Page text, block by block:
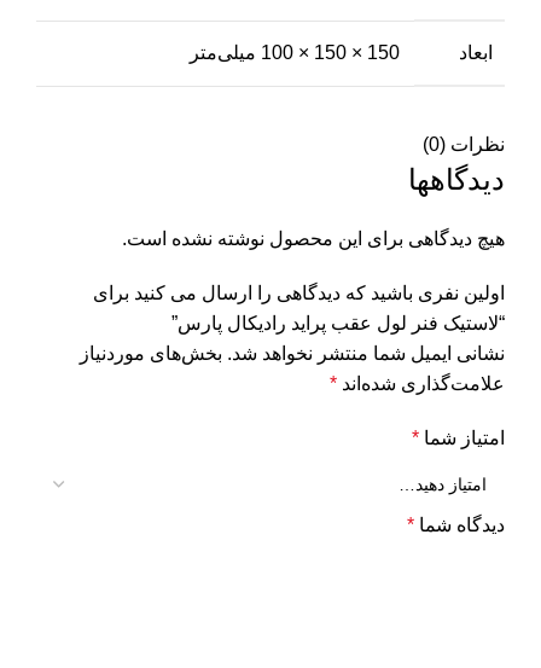
ابعاد 150 × 150 × 100 میلی‌متر
نظرات (0)
دیدگاهها
هیچ دیدگاهی برای این محصول نوشته نشده است.
اولین نفری باشید که دیدگاهی را ارسال می کنید برای
“لاستیک فنر لول عقب پراید رادیکال پارس”
نشانی ایمیل شما منتشر نخواهد شد. بخش‌های موردنیاز
علامت‌گذاری شده‌اند *
امتیاز شما *
دیدگاه شما *